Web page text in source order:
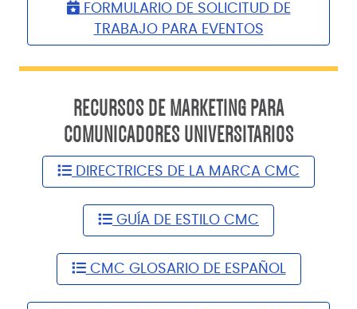
FORMULARIO DE SOLICITUD DE
TRABAJO PARA EVENTOS
RECURSOS DE MARKETING PARA
COMUNICADORES UNIVERSITARIOS
DIRECTRICES DE LA MARCA CMC
GUÍA DE ESTILO CMC
CMC GLOSARIO DE ESPAÑOL